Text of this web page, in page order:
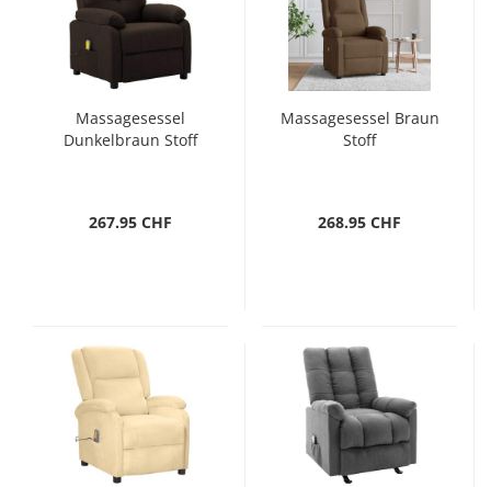
Massagesessel
Dunkelbraun Stoff
267.95 CHF
Massagesessel Braun
Stoff
268.95 CHF